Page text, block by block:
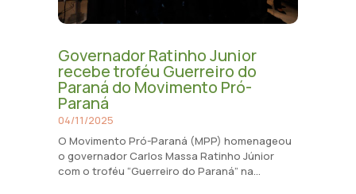
Governador Ratinho Junior
recebe troféu Guerreiro do
Paraná do Movimento Pró-
Paraná
04/11/2025
O Movimento Pró-Paraná (MPP) homenageou
o governador Carlos Massa Ratinho Júnior
com o troféu “Guerreiro do Paraná” na...